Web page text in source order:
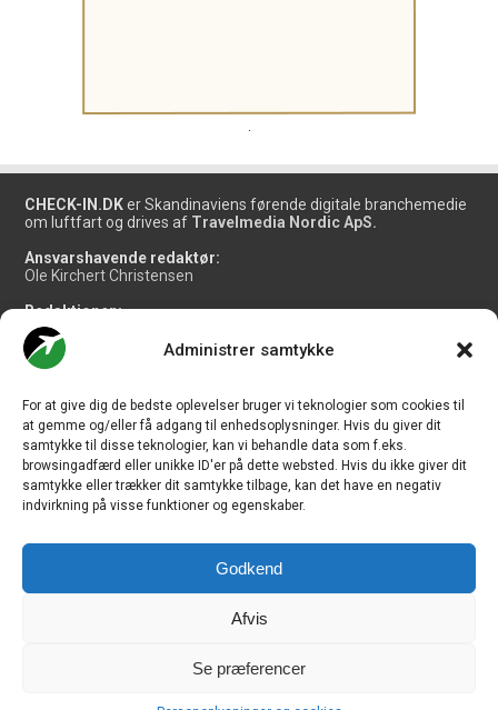
Administrer samtykke
For at give dig de bedste oplevelser bruger vi teknologier som cookies til
at gemme og/eller få adgang til enhedsoplysninger. Hvis du giver dit
samtykke til disse teknologier, kan vi behandle data som f.eks.
browsingadfærd eller unikke ID'er på dette websted. Hvis du ikke giver dit
samtykke eller trækker dit samtykke tilbage, kan det have en negativ
indvirkning på visse funktioner og egenskaber.
Godkend
Afvis
Se præferencer
CHECK-IN.DK er Skandinaviens førende digitale branchemedie
om luftfart og drives af Travelmedia Nordic ApS.
Ansvarshavende redaktør:
Ole Kirchert Christensen
Redaktionen:
Christian Granhøj Skouboe
Henrik Baumgarten
Danny Longhi Andreasen
Salg og jobannoncer:
salg@travelmedianordic.com
Vi tager ansvar for indholdet og er tilmeldt